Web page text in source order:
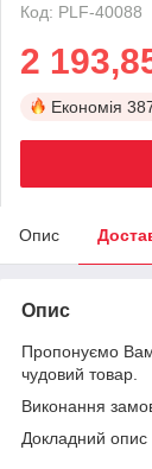
Код: PLF-40088
2
Економія
Опис
Опис
Пропонуємо Вам
чудовий товар.
Виконання
Докладний опис